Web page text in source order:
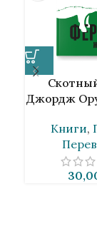
Джордж
Книги,